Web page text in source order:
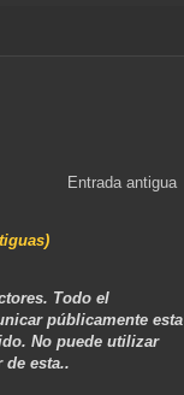
Entrada antigua
Todo el
públicamente esta
No puede utilizar
de esta..